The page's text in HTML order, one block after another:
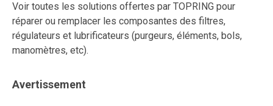
Voir toutes les solutions offertes par TOPRING pour
réparer ou remplacer les composantes des filtres,
régulateurs et lubrificateurs (purgeurs, éléments, bols,
manomètres, etc).
Avertissement